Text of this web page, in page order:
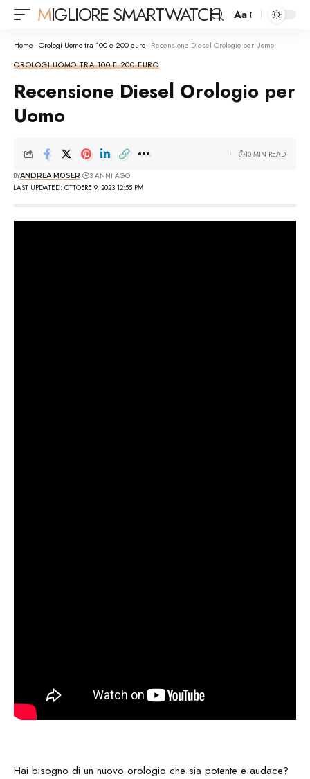
MIGLIORE SMARTWATCH
Font
Resizer
Aa
Home -Orologi Uomo tra 100 e 200 euro-Recensione Diesel Orologio per Uomo
OROLOGI UOMO TRA 100 E 200 EURO
Recensione Diesel Orologio per
Uomo
LAST UPDATED: OTTOBRE 9, 2023 12:55 PM
BYANDREA MOSER 3 ANNI AGO
10 MIN READ
Hai bisogno di un nuovo orologio che sia potente e audace?